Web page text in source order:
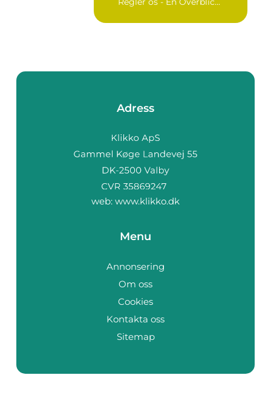
Adress
web: www.klikko.dk
Menu
Annonsering
Om oss
Cookies
Kontakta oss
Sitemap